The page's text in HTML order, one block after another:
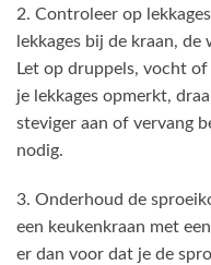
2. Controleer op
lekkages bij de kraan,
Let op druppels, vocht
je lekkages opmerkt,
steviger aan of vervang
nodig.
3. Onderhoud de
een keukenkraan met
er dan voor dat je de